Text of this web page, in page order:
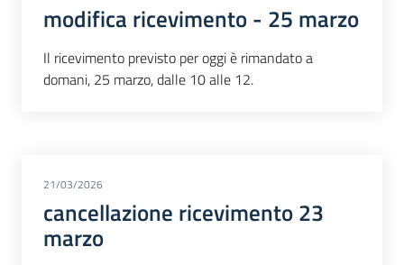
modifica ricevimento - 25 marzo
Il ricevimento previsto per oggi è rimandato a
domani, 25 marzo, dalle 10 alle 12.
21/03/2026
cancellazione ricevimento 23
marzo